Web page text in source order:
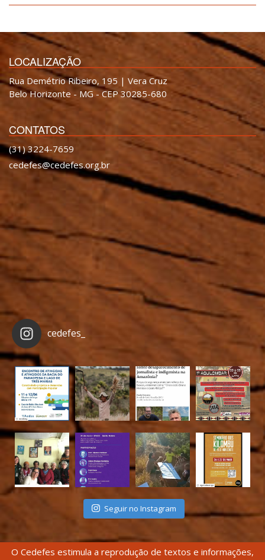
LOCALIZAÇÃO
Rua Demétrio Ribeiro, 195 | Vera Cruz
Belo Horizonte - MG - CEP 30285-680
CONTATOS
(31) 3224-7659
cedefes@cedefes.org.br
cedefes_
Seguir no Instagram
O Cedefes estimula a reprodução de textos e informações,